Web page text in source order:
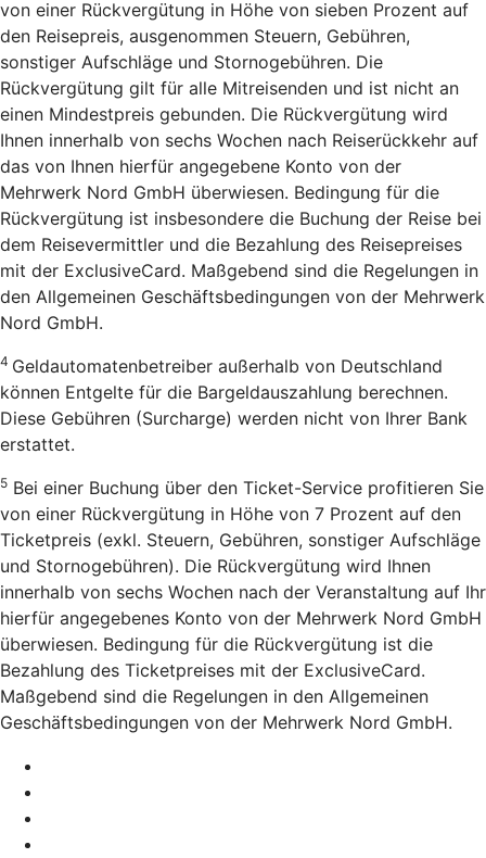
von einer Rückvergütung in Höhe von sieben Prozent auf
den Reisepreis, ausgenommen Steuern, Gebühren,
sonstiger Aufschläge und Stornogebühren. Die
Rückvergütung gilt für alle Mitreisenden und ist nicht an
einen Mindestpreis gebunden. Die Rückvergütung wird
Ihnen innerhalb von sechs Wochen nach Reiserückkehr auf
das von Ihnen hierfür angegebene Konto von der
Mehrwerk Nord GmbH überwiesen. Bedingung für die
Rückvergütung ist insbesondere die Buchung der Reise bei
dem Reisevermittler und die Bezahlung des Reisepreises
mit der ExclusiveCard. Maßgebend sind die Regelungen in
den Allgemeinen Geschäftsbedingungen von der Mehrwerk
Nord GmbH.
4 Geldautomatenbetreiber außerhalb von Deutschland
können Entgelte für die Bargeldauszahlung berechnen.
Diese Gebühren (Surcharge) werden nicht von Ihrer Bank
erstattet.
5 Bei einer Buchung über den Ticket-Service profitieren Sie
von einer Rückvergütung in Höhe von 7 Prozent auf den
Ticketpreis (exkl. Steuern, Gebühren, sonstiger Aufschläge
und Stornogebühren). Die Rückvergütung wird Ihnen
innerhalb von sechs Wochen nach der Veranstaltung auf Ihr
hierfür angegebenes Konto von der Mehrwerk Nord GmbH
überwiesen. Bedingung für die Rückvergütung ist die
Bezahlung des Ticketpreises mit der ExclusiveCard.
Maßgebend sind die Regelungen in den Allgemeinen
Geschäftsbedingungen von der Mehrwerk Nord GmbH.